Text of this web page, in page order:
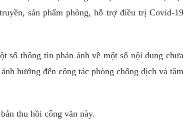
sản phẩm phòng, hỗ trợ điều trị Covid-19
số thông tin phản ánh về một số nội dung chưa
hưởng đến công tác phòng chống dịch và tâm
thu hồi công văn này.